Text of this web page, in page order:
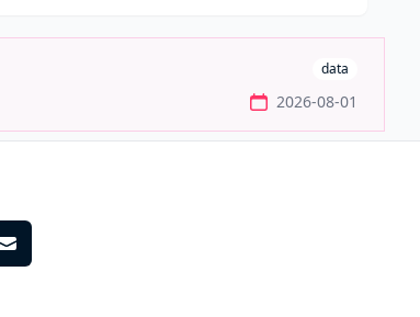
data
2026-08-01